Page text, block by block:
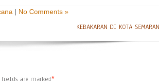
| No Comments »
KEBAKARAN DI KOTA
fields are marked*